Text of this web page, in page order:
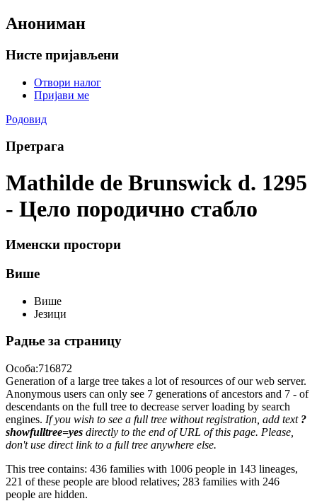
Анониман
Нисте пријављени
Отвори налог
Пријави ме
Родовид
Претрага
Mathilde de Brunswick d. 1295
- Цело породично стабло
Именски простори
Више
Више
Језици
Радње за страницу
Особа:716872
Generation of a large tree takes a lot of resources of our web server.
Anonymous users can only see 7 generations of ancestors and 7 - of
descendants on the full tree to decrease server loading by search
engines. If you wish to see a full tree without registration, add text ?
showfulltree=yes directly to the end of URL of this page. Please,
don't use direct link to a full tree anywhere else.
This tree contains: 436 families with 1006 people in 143 lineages,
221 of these people are blood relatives; 283 families with 246
people are hidden.